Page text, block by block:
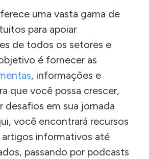
uma vasta gama de
para apoiar
de todos os setores e
é fornecer as
, informações e
que você possa crescer,
desafios em sua jornada
você encontrará recursos
informativos até
passando por podcasts